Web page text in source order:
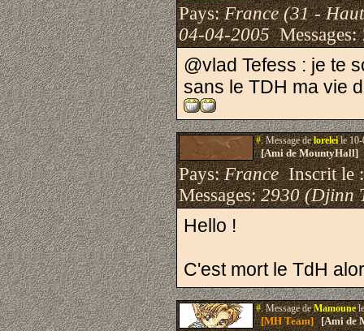
Pays:France (31 -
04-04-2005Messages:
@vlad Tefess : je te
sans le TDH ma vie
#.Message deloreleile 10-
[Ami de MountyHall]
Pays:FranceInscrit le
Messages:2930 (Djinn
Hello !
C'est mort le TdH
#.Message deMamoune
[MH Team][Ami de